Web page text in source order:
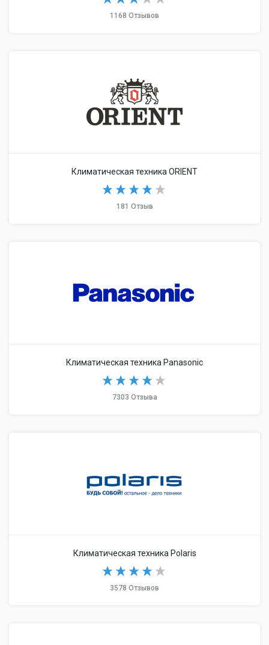
1168 Отзывов
Климатическая техника ORIENT
181 Отзыв
Климатическая техника Panasonic
7303 Отзыва
Климатическая техника Polaris
3578 Отзывов